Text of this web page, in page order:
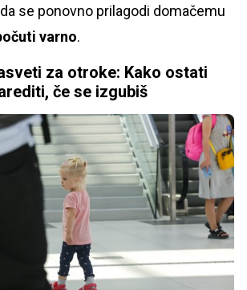
se ponovno prilagodi domačemu
varno.
za otroke: Kako ostati
če se izgubiš